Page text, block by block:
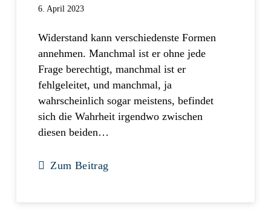
6. April 2023
Widerstand kann verschiedenste Formen
annehmen. Manchmal ist er ohne jede
Frage berechtigt, manchmal ist er
fehlgeleitet, und manchmal, ja
wahrscheinlich sogar meistens, befindet
sich die Wahrheit irgendwo zwischen
diesen beiden…
Zum Beitrag